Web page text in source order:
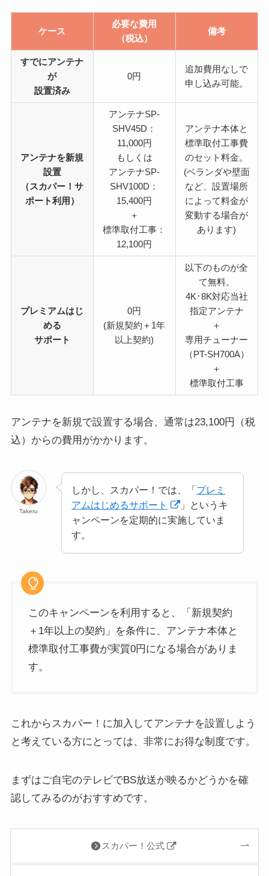
ケース
必要な費用
（税込）
備考
すでにアンテナ
が
設置済み
0円
追加費用なしで
申し込み可能。
アンテナを新規
設置
（スカパー！サ
ポート利用）
アンテナSP-
SHV45D：
11,000円
もしくは
アンテナSP-
SHV100D：
15,400円
＋
標準取付工事：
12,100円
アンテナ本体と
標準取付工事費
のセット料金。
(ベランダや壁面
など、設置場所
によって料金が
変動する場合が
あります)
プレミアムはじ
める
サポート
0円
(新規契約＋1年
以上契約)
以下のものが全
て無料。
4K･8K対応当社
指定アンテナ
＋
専用チューナー
（PT-SH700A）
＋
標準取付工事
アンテナを新規で設置する場合、通常は23,100円（税
込）からの費用がかかります。
Takeru
しかし、スカパー！では、「 プレミ
アムはじめるサポート
」というキ
ャンペーンを定期的に実施していま
す。
このキャンペーンを利用すると、「新規契約
＋1年以上の契約」を条件に、アンテナ本体と
標準取付工事費が実質0円になる場合がありま
す。
これからスカパー！に加入してアンテナを設置しよう
と考えている方にとっては、非常にお得な制度です。
まずはご自宅のテレビでBS放送が映るかどうかを確
認してみるのがおすすめです。
スカパー！公式